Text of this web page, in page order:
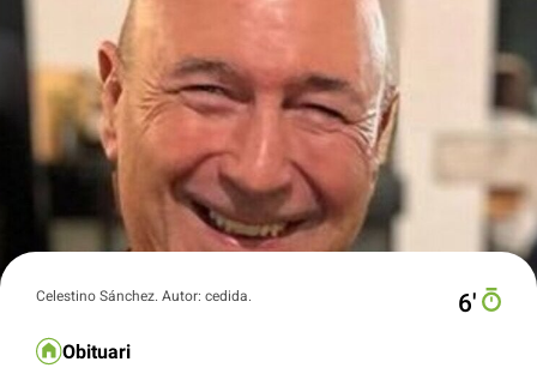
Celestino Sánchez. Autor: cedida. 6′
Obituari